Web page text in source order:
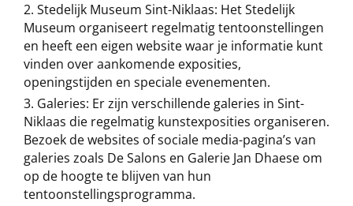
Stedelijk Museum Sint-Niklaas: Het Stedelijk
Museum organiseert regelmatig tentoonstellingen
en heeft een eigen website waar je informatie kunt
vinden over aankomende exposities,
openingstijden en speciale evenementen.
Galeries: Er zijn verschillende galeries in Sint-
Niklaas die regelmatig kunstexposities organiseren.
Bezoek de websites of sociale media-pagina’s van
galeries zoals De Salons en Galerie Jan Dhaese om
op de hoogte te blijven van hun
tentoonstellingsprogramma.